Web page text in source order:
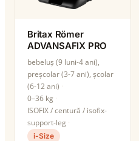
Britax Römer
ADVANSAFIX PRO
bebeluș (9 luni-4 ani),
preșcolar (3-7 ani), școlar
(6-12 ani)
0–36 kg
ISOFIX / centură / isofix-
support-leg
i-Size